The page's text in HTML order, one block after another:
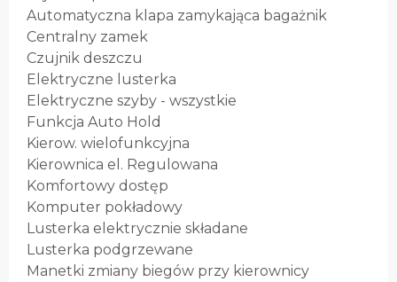
Automatyczna klapa zamykająca bagażnik
Centralny zamek
Czujnik deszczu
Elektryczne lusterka
Elektryczne szyby - wszystkie
Funkcja Auto Hold
Kierow. wielofunkcyjna
Kierownica el. Regulowana
Komfortowy dostęp
Komputer pokładowy
Lusterka elektrycznie składane
Lusterka podgrzewane
Manetki zmiany biegów przy kierownicy